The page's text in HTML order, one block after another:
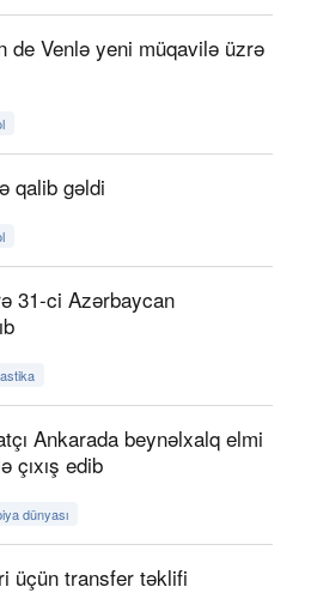
de Venlə yeni müqavilə üzrə
qalib gəldi
31-ci Azərbaycan
Ankarada beynəlxalq elmi
çıxış edib
dünyası
üçün transfer təklifi